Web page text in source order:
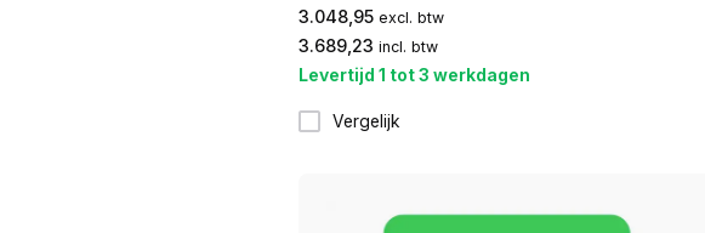
3.048,95 excl. btw
3.689,23 incl. btw
Levertijd 1 tot 3 werkdagen
Vergelijk